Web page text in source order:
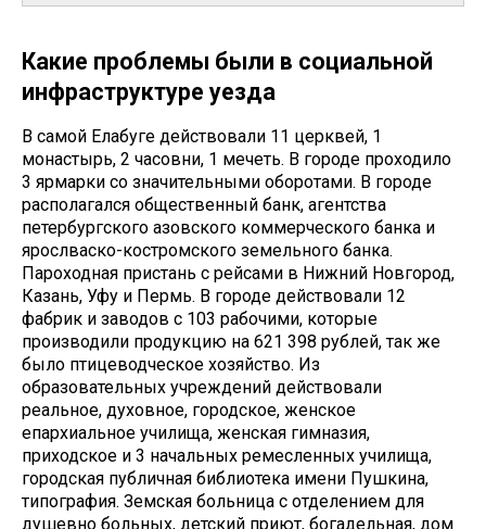
Какие проблемы были в социальной
инфраструктуре уезда
В самой Елабуге действовали 11 церквей, 1
монастырь, 2 часовни, 1 мечеть. В городе проходило
3 ярмарки со значительными оборотами. В городе
располагался общественный банк, агентства
петербургского азовского коммерческого банка и
ярослваско-костромского земельного банка.
Пароходная пристань с рейсами в Нижний Новгород,
Казань, Уфу и Пермь. В городе действовали 12
фабрик и заводов с 103 рабочими, которые
производили продукцию на 621 398 рублей, так же
было птицеводческое хозяйство. Из
образовательных учреждений действовали
реальное, духовное, городское, женское
епархиальное училища, женская гимназия,
приходское и 3 начальных ремесленных училища,
городская публичная библиотека имени Пушкина,
типография. Земская больница с отделением для
душевно больных, детский приют, богадельная, дом